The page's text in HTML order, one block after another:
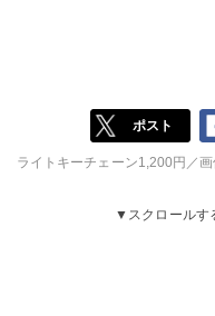
ポスト
ライトキーチェーン1,200円／
▼スクロールす